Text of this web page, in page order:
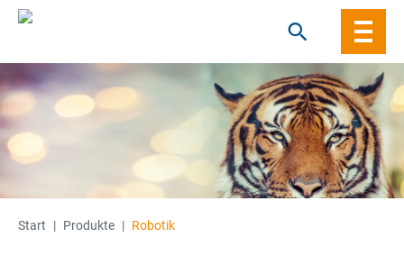
Skip
to
content
Start | Produkte | Robotik